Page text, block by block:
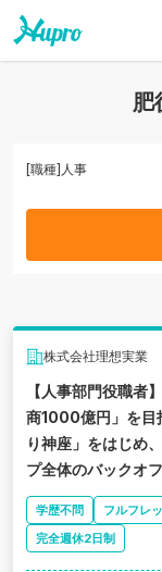
肥
[職種] 人事
株式会社理想実業
【人事部門役職
商1000億円」を目
り神座」をはじめ
プ全体のバックオ
学歴不問 フルフレ
完全週休2日制